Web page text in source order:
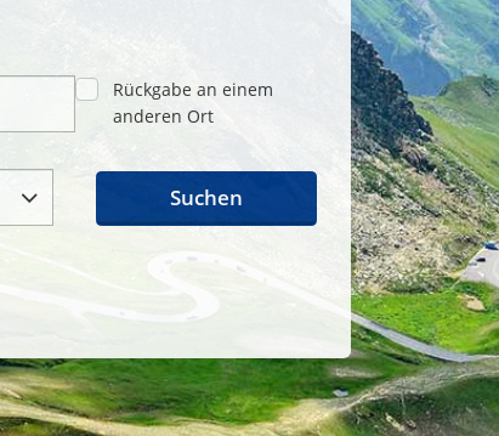
Rückgabe an einem
anderen Ort
Suchen